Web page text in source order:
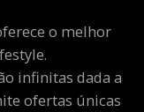
o melhor
infinitas dada a
ofertas únicas